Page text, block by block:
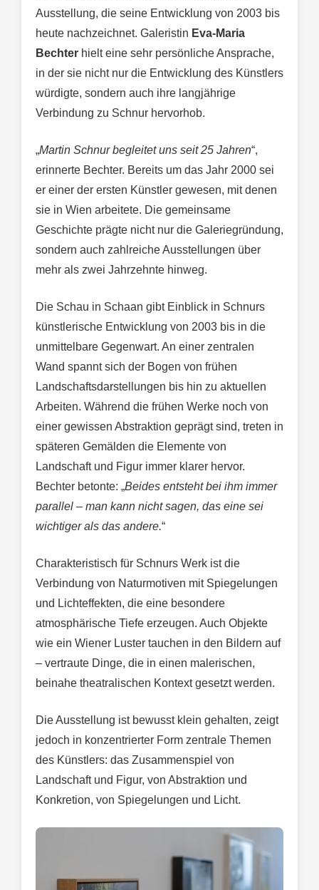
Ausstellung, die seine Entwicklung von 2003 bis
heute nachzeichnet. Galeristin Eva-Maria
Bechter hielt eine sehr persönliche Ansprache,
in der sie nicht nur die Entwicklung des Künstlers
würdigte, sondern auch ihre langjährige
Verbindung zu Schnur hervorhob.
„Martin Schnur begleitet uns seit 25 Jahren“,
erinnerte Bechter. Bereits um das Jahr 2000 sei
er einer der ersten Künstler gewesen, mit denen
sie in Wien arbeitete. Die gemeinsame
Geschichte prägte nicht nur die Galeriegründung,
sondern auch zahlreiche Ausstellungen über
mehr als zwei Jahrzehnte hinweg.
Die Schau in Schaan gibt Einblick in Schnurs
künstlerische Entwicklung von 2003 bis in die
unmittelbare Gegenwart. An einer zentralen
Wand spannt sich der Bogen von frühen
Landschaftsdarstellungen bis hin zu aktuellen
Arbeiten. Während die frühen Werke noch von
einer gewissen Abstraktion geprägt sind, treten in
späteren Gemälden die Elemente von
Landschaft und Figur immer klarer hervor.
Bechter betonte: „Beides entsteht bei ihm immer
parallel – man kann nicht sagen, das eine sei
wichtiger als das andere.“
Charakteristisch für Schnurs Werk ist die
Verbindung von Naturmotiven mit Spiegelungen
und Lichteffekten, die eine besondere
atmosphärische Tiefe erzeugen. Auch Objekte
wie ein Wiener Luster tauchen in den Bildern auf
– vertraute Dinge, die in einen malerischen,
beinahe theatralischen Kontext gesetzt werden.
Die Ausstellung ist bewusst klein gehalten, zeigt
jedoch in konzentrierter Form zentrale Themen
des Künstlers: das Zusammenspiel von
Landschaft und Figur, von Abstraktion und
Konkretion, von Spiegelungen und Licht.